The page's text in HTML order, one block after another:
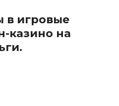
в игровые
казино на